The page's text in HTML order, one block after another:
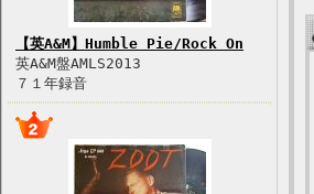
【英A&M】Humble Pie/Rock On
英A&M盤AMLS2013
７１年録音